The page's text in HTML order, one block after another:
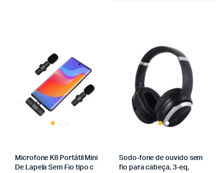
Microfone K8 Portátil Mini
De Lapela Sem Fio tipo c
Sodo-fone de ouvido sem
fio para cabeça, 3-eq,